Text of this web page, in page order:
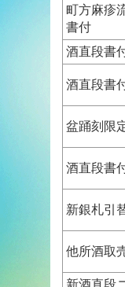
町方麻疹
書付
酒直段書
酒直段書
盆踊刻限
酒直段書
新銀札引
他所酒取
新酒直段